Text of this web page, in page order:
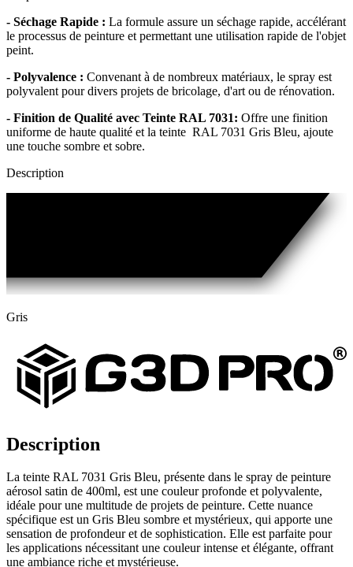
- Séchage Rapide : La formule assure un séchage rapide, accélérant
le processus de peinture et permettant une utilisation rapide de l'objet
peint.
- Polyvalence : Convenant à de nombreux matériaux, le spray est
polyvalent pour divers projets de bricolage, d'art ou de rénovation.
- Finition de Qualité avec Teinte RAL 7031: Offre une finition
uniforme de haute qualité et la teinte RAL 7031 Gris Bleu, ajoute
une touche sombre et sobre.
Description
Gris
Description
La teinte RAL 7031 Gris Bleu, présente dans le spray de peinture
aérosol satin de 400ml, est une couleur profonde et polyvalente,
idéale pour une multitude de projets de peinture. Cette nuance
spécifique est un Gris Bleu sombre et mystérieux, qui apporte une
sensation de profondeur et de sophistication. Elle est parfaite pour
les applications nécessitant une couleur intense et élégante, offrant
une ambiance riche et mystérieuse.